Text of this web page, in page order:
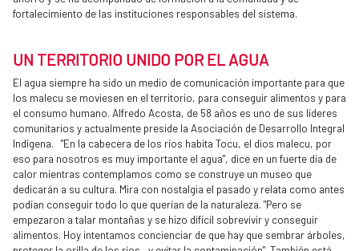
fortalecimiento de las instituciones responsables del sistema. ​
UN TERRITORIO UNIDO POR EL AGUA
El agua siempre ha sido un medio de comunicación importante para que
los malecu se moviesen en el territorio, para conseguir alimentos y para
el consumo humano. Alfredo Acosta, de 58 años es uno de sus líderes
comunitarios y actualmente preside la Asociación de Desarrollo Integral
Indígena. "En la cabecera de los ríos habita Tocu, el dios malecu, por
eso para nosotros es muy importante el agua", dice en un fuerte día de
calor mientras contemplamos como se construye un museo que
dedicarán a su cultura. Mira con nostalgia el pasado y relata como antes
podían conseguir todo lo que querían de la naturaleza. "Pero se
empezaron a talar montañas y se hizo difícil sobrevivir y conseguir
alimentos. Hoy intentamos concienciar de que hay que sembrar árboles,